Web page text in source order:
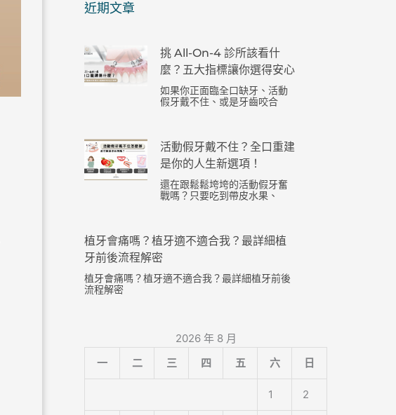
近期文章
挑 All-On-4 診所該看什
麼？五大指標讓你選得安心
如果你正面臨全口缺牙、活動
假牙戴不住、或是牙齒咬合
活動假牙戴不住？全口重建
是你的人生新選項！
還在跟鬆鬆垮垮的活動假牙奮
戰嗎？只要吃到帶皮水果、
植牙會痛嗎？植牙適不適合我？最詳細植
牙前後流程解密
植牙會痛嗎？植牙適不適合我？最詳細植牙前後
流程解密
2026 年 8 月
一
二 三 四 五 六 日
1 2